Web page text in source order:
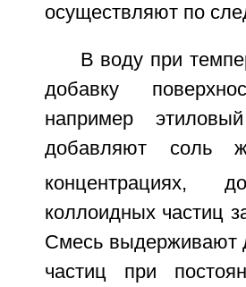
осуществляют по
В воду при
добавку
например
добавляют соль
концентрациях,
коллоидных частиц
Смесь выдерживают
частиц при